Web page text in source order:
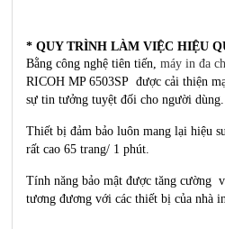
* QUY TRÌNH LÀM VIỆC HIỆU
Bằng công nghệ tiên tiến, máy in đa
RICOH MP 6503SP được cải thiện
sự tin tưởng tuyệt đối cho người dùng.
Thiết bị đảm bảo luôn mang lại hiệu
rất cao 65 trang/ 1 phút.
Tính năng bảo mật được tăng cường
tương đương với các thiết bị của nhà